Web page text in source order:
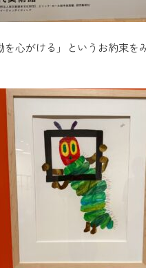
心がける」というお約束を